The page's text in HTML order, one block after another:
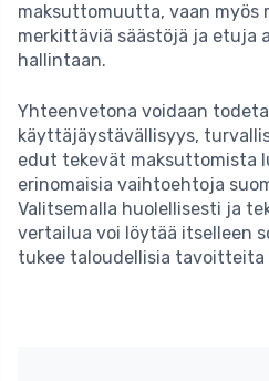
maksuttomuutta, vaan myös
merkittäviä säästöjä ja etuja
hallintaan.
Yhteenvetona voidaan
käyttäjäystävällisyys,
edut tekevät maksuttomista
erinomaisia vaihtoehtoja
Valitsemalla huolellisesti ja
vertailua voi löytää itselleen
tukee taloudellisia tavoitteita